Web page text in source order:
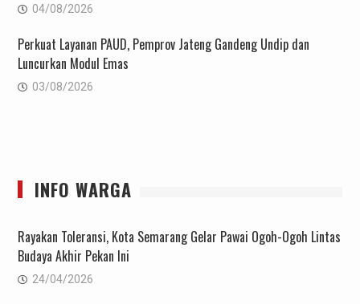
04/08/2026
Perkuat Layanan PAUD, Pemprov Jateng Gandeng Undip dan
Luncurkan Modul Emas
03/08/2026
INFO WARGA
Rayakan Toleransi, Kota Semarang Gelar Pawai Ogoh-Ogoh Lintas
Budaya Akhir Pekan Ini
24/04/2026